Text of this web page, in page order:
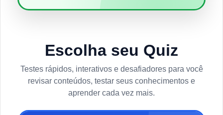
Escolha seu Quiz
Testes rápidos, interativos e desafiadores para você
revisar conteúdos, testar seus conhecimentos e
aprender cada vez mais.